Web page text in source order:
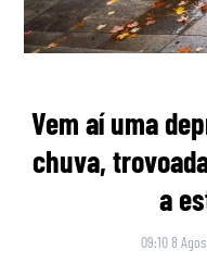
Vem aí uma
chuva,
a
09:10 8